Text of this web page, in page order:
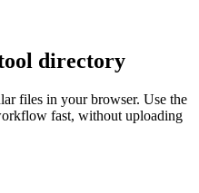
directory
files in your browser. Use the
fast, without uploading